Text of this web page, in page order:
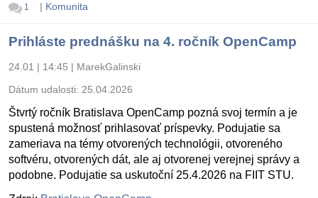
1 | Komunita
Prihláste prednášku na 4. ročník OpenCamp
24.01 | 14:45 | MarekGalinski
Dátum udalosti: 25.04.2026
Štvrtý ročník Bratislava OpenCamp pozná svoj termín a je
spustená možnosť prihlasovať príspevky. Podujatie sa
zameriava na témy otvorených technológii, otvoreného
softvéru, otvorených dát, ale aj otvorenej verejnej správy a
podobne. Podujatie sa uskutoční 25.4.2026 na FIIT STU.